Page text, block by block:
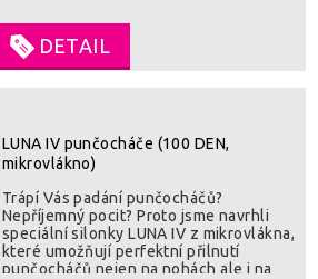
mikrovlákna umožní vaší kůži dýchat.
Všitý klínek v kalhotové části je záruka
pohodlného nošení po celý den. Velmi
odolné proti poškození. SLOŽENÍ : 85%
DETAIL
LUNA IV punčocháče (100 DEN,
mikrovlákno)
Trápí Vás padání punčocháčů?
Nepříjemný pocit? Proto jsme navrhli
speciální silonky LUNA IV z mikrovlákna,
které umožňují perfektní přilnutí
punčocháčů nejen na nohách ale i na